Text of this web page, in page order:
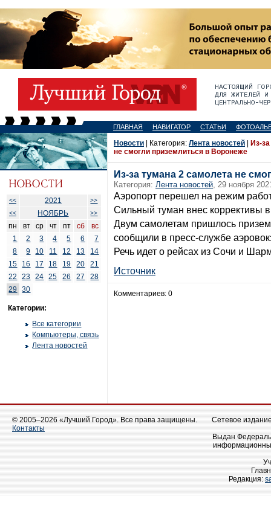
ГЛАВНАЯ НАВИГАТОР СТАТЬИ
<< 2021
>>
<<
НОЯБРЬ >>
пн вт ср чт пт сб
вс
1
2 3 4 5 6
7
8
9 10 11 12 13
14
15
16 17 18 19 20
21
22
23 24 25 26 27
28
29
30
Категории:
Все категории
Компьютеры, связь
Лента новостей
Новости | Категория: Лента новостей
Из-
не смогли приземлиться в Воронеже
Из-за тумана 2 самолета не
Категория: Лента новостей, 29 ноября
Аэропорт перешел на режим
Сильный туман внес коррективы
Двум самолетам пришлось
сообщили в пресс-службе
Речь идет о рейсах из Сочи и
Источник
Комментариев: 0
© 2005–2026 «Лучший Город». Все права защищены.
Контакты
Сетевое
Выдан
Редакция: